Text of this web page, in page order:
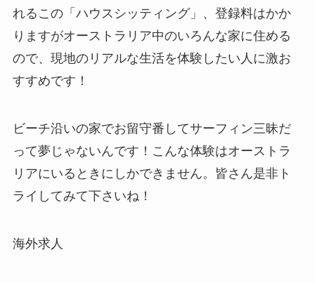
れるこの「ハウスシッティング」、登録料はかか
りますがオーストラリア中のいろんな家に住める
ので、現地のリアルな生活を体験したい人に激お
すすめです！
ビーチ沿いの家でお留守番してサーフィン三昧だ
って夢じゃないんです！こんな体験はオーストラ
リアにいるときにしかできません。皆さん是非ト
ライしてみて下さいね！
海外求人